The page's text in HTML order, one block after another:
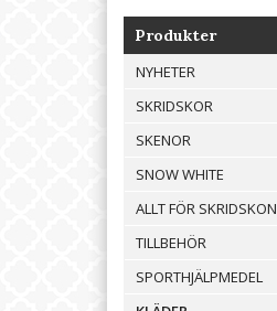
Produkter
NYHETER
SKRIDSKOR
SKENOR
SNOW WHITE
ALLT FÖR SKRIDSKON
TILLBEHÖR
SPORTHJÄLPMEDEL